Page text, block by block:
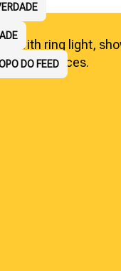
DO FEED
LOCAIS
REGULARES
DORME
DE CLIENTES